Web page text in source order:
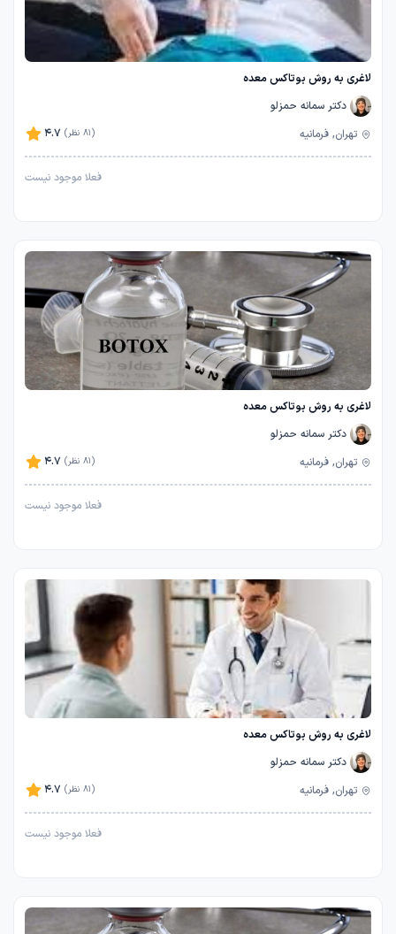
لاغری به روش بوتاکس معده
دکتر سمانه حمزلو
4.7
(81 نظر) تهران, فرمانیه
فعلا موجود نیست
لاغری به روش بوتاکس معده
دکتر سمانه حمزلو
4.7
(81 نظر) تهران, فرمانیه
فعلا موجود نیست
لاغری به روش بوتاکس معده
دکتر سمانه حمزلو
4.7
(81 نظر) تهران, فرمانیه
فعلا موجود نیست